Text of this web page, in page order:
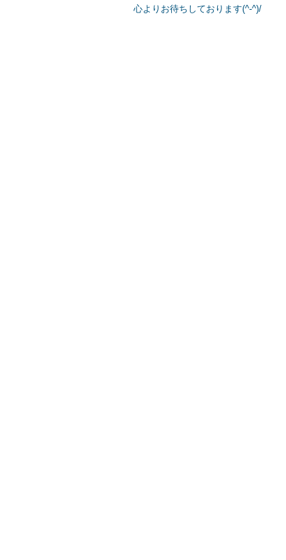
心よりお待ちしております(^-^)/